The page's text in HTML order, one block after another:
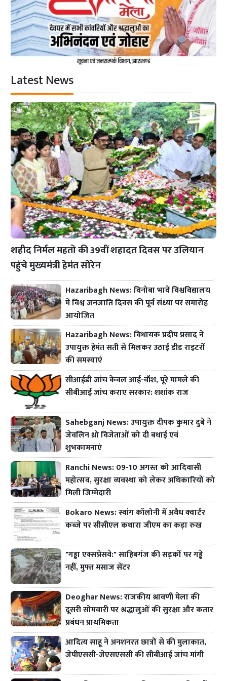
Latest News
शहीद निर्मल महतो की 39वीं शहादत दिवस पर उलियान
पहुंचे मुख्यमंत्री हेमंत सोरेन
Hazaribagh News: विनोबा भावे विश्वविद्यालय
में विश्व जनजाति दिवस की पूर्व संध्या पर समारोह
आयोजित
Hazaribagh News: विधायक प्रदीप प्रसाद ने
उपायुक्त हेमंत सती से मिलकर उठाई डीड राइटरों
की समस्याएं
सीआईडी जांच केवल आई-वॉश, पूरे मामले की
सीबीआई जांच कराए सरकार: शशांक राज
Sahebganj News: उपायुक्त दीपक कुमार दुबे ने
जेवलिन थ्रो विजेताओं को दी बधाई एवं
शुभकामनाएं
Ranchi News: 09-10 अगस्त को आदिवासी
महोत्सव, सुरक्षा व्यवस्था को लेकर अधिकारियों को
मिली जिम्मेदारी
Bokaro News: स्वांग कॉलोनी में अवैध क्वार्टर
कब्जे पर सीसीएल कथारा जीएम का कड़ा रुख
"गड्ढा एक्सप्रेसवे:" साहिबगंज की सड़कों पर गड्ढे
नहीं, मुफ्त मसाज सेंटर
Deoghar News: राजकीय श्रावणी मेला की
दूसरी सोमवारी पर श्रद्धालुओं की सुरक्षा और कतार
प्रबंधन प्राथमिकता
आदित्य साहू ने अनशनरत छात्रों से की मुलाकात,
जेपीएससी-जेएसएससी की सीबीआई जांच मांगी